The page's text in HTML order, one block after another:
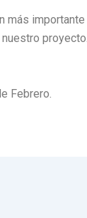
más
nuestro
Febrero.